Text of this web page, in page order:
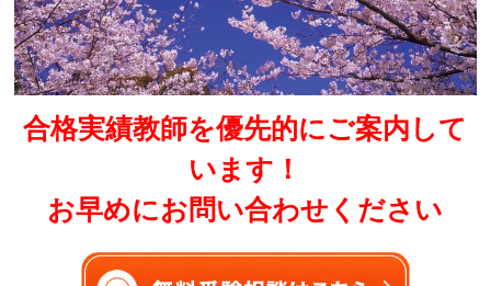
合格実績教師を優先的にご案内して
います！
お早めにお問い合わせください